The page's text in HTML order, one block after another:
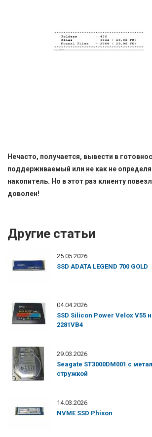
Нечасто, получается, вывести в
поддерживаемый или не как не
накопитель. Но в этот раз клиенту
доволен!
Другие статьи
25.05.2026
SSD ADATA LEGEND 700 GOLD
04.04.2026
SSD Silicon Power Velox V55
2281VB4
29.03.2026
Seagate ST3000DM001 с
стружкой
14.03.2026
NVME SSD Phison